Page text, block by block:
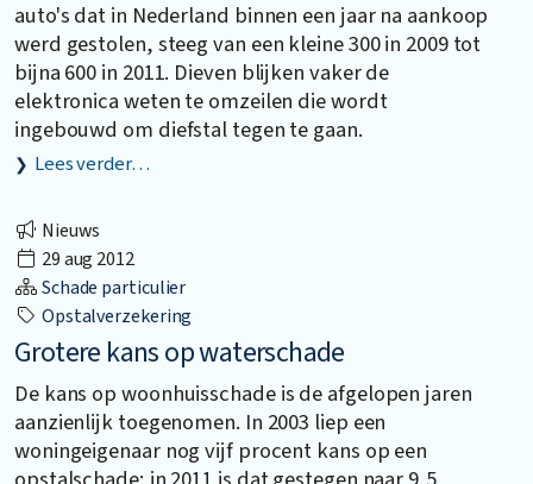
auto's dat in Nederland binnen een jaar na aankoop
werd gestolen, steeg van een kleine 300 in 2009 tot
bijna 600 in 2011. Dieven blijken vaker de
elektronica weten te omzeilen die wordt
ingebouwd om diefstal tegen te gaan.
Lees verder…
Nieuws
29 aug 2012
Schade particulier
Opstalverzekering
Grotere kans op waterschade
De kans op woonhuisschade is de afgelopen jaren
aanzienlijk toegenomen. In 2003 liep een
woningeigenaar nog vijf procent kans op een